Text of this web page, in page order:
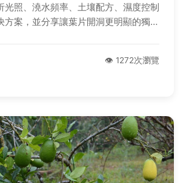
光照、澆水頻率、土壤配方、濕度控制
方案，並分享讓葉片開洞更明顯的獨家
👁️ 1272次瀏覽